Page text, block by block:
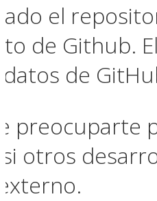
el
de Github.
de
preocuparte
otros